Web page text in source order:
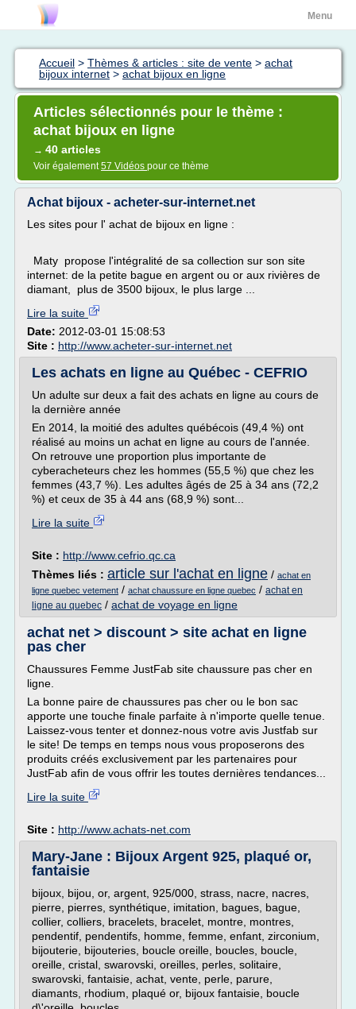
Menu
Accueil > Thèmes & articles : site de vente > achat
bijoux internet > achat bijoux en ligne
Articles sélectionnés pour le thème :
achat bijoux en ligne
→ 40 articles
Voir également57 Vidéos pour ce thème
Achat bijoux - acheter-sur-internet.net
Les sites pour l' achat de bijoux en ligne :
Maty propose l'intégralité de sa collection sur son site
internet: de la petite bague en argent ou or aux rivières de
diamant, plus de 3500 bijoux, le plus large ...
Lire la suite
Date: 2012-03-01 15:08:53
Site : http://www.acheter-sur-internet.net
Les achats en ligne au Québec - CEFRIO
Un adulte sur deux a fait des achats en ligne au cours de
la dernière année
En 2014, la moitié des adultes québécois (49,4 %) ont
réalisé au moins un achat en ligne au cours de l'année.
On retrouve une proportion plus importante de
cyberacheteurs chez les hommes (55,5 %) que chez les
femmes (43,7 %). Les adultes âgés de 25 à 34 ans (72,2
%) et ceux de 35 à 44 ans (68,9 %) sont...
Lire la suite
Site : http://www.cefrio.qc.ca
Thèmes liés : article sur l'achat en ligne / achat en
ligne quebec vetement / achat chaussure en ligne quebec / achat en
ligne au quebec / achat de voyage en ligne
achat net > discount > site achat en ligne
pas cher
Chaussures Femme JustFab site chaussure pas cher en
ligne.
La bonne paire de chaussures pas cher ou le bon sac
apporte une touche finale parfaite à n'importe quelle tenue.
Laissez-vous tenter et donnez-nous votre avis Justfab sur
le site! De temps en temps nous vous proposerons des
produits créés exclusivement par les partenaires pour
JustFab afin de vous offrir les toutes dernières tendances...
Lire la suite
Site : http://www.achats-net.com
Mary-Jane : Bijoux Argent 925, plaqué or,
fantaisie
bijoux, bijou, or, argent, 925/000, strass, nacre, nacres,
pierre, pierres, synthétique, imitation, bagues, bague,
collier, colliers, bracelets, bracelet, montre, montres,
pendentif, pendentifs, homme, femme, enfant, zirconium,
bijouterie, bijouteries, boucle oreille, boucles, boucle,
oreille, cristal, swarovski, oreilles, perles, solitaire,
swarovski, fantaisie, achat, vente, perle, parure,
diamants, rhodium, plaqué or, bijoux fantaisie, boucle